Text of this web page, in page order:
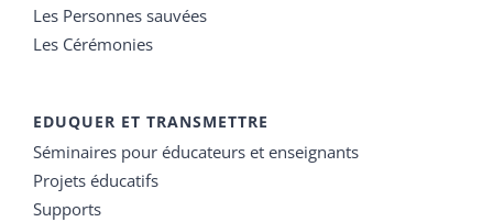
Les Personnes sauvées
Les Cérémonies
EDUQUER ET TRANSMETTRE
Séminaires pour éducateurs et enseignants
Projets éducatifs
Supports